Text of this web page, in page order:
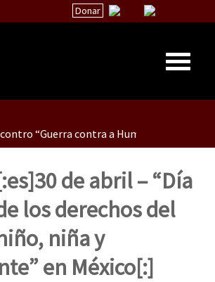
Donar
“Guerra contra la Humanidad”
“Guerra contra a Humanidade”(As
contra a Humanidade” (As populações
contra a Humanidade”
de abril – “Día
los derechos del
niña y
en México[:]